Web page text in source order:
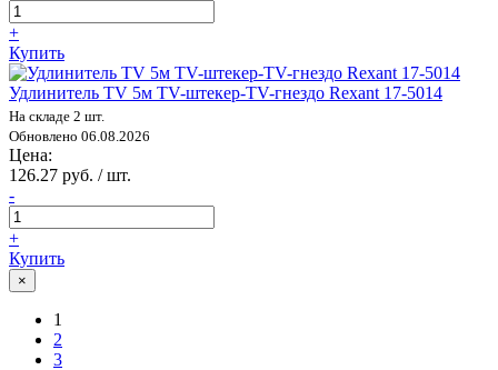
+
Купить
Удлинитель TV 5м TV-штекер-TV-гнездо Rexant 17-5014
На складе 2 шт.
Обновлено 06.08.2026
Цена:
126.27 руб. / шт.
-
+
Купить
×
1
2
3